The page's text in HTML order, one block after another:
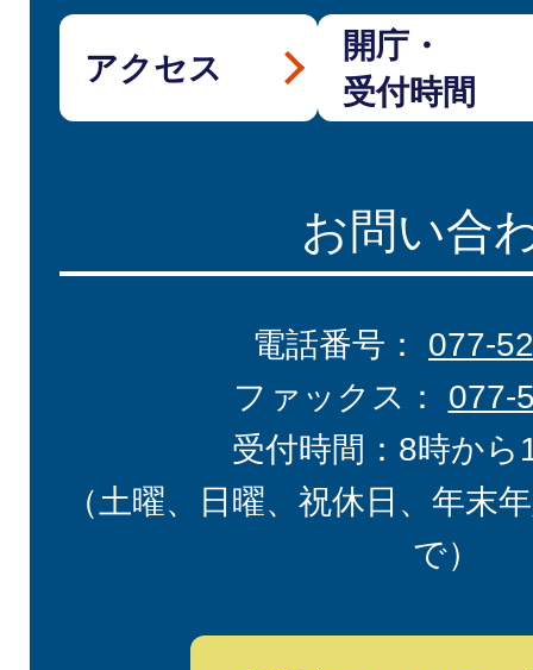
アクセス
開庁・
受付時間
お問い合
電話番号： 077-
ファックス： 077-
受付時間：8時から
（土曜、日曜、祝休日、年末
で）